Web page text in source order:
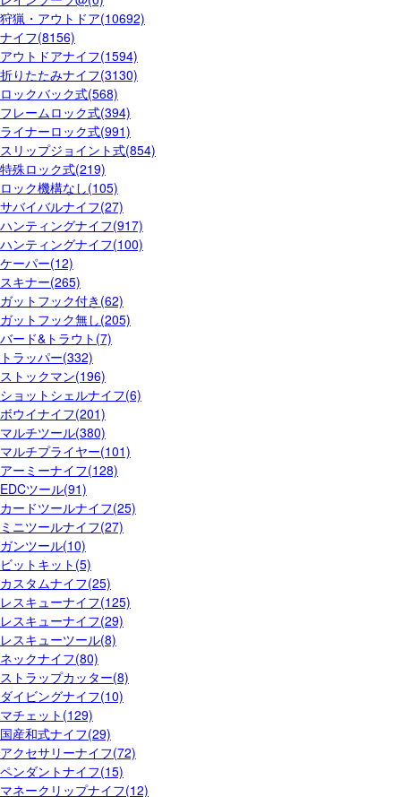
狩猟・アウトドア(10692)
ナイフ(8156)
アウトドアナイフ(1594)
折りたたみナイフ(3130)
ロックバック式(568)
フレームロック式(394)
ライナーロック式(991)
スリップジョイント式(854)
特殊ロック式(219)
ロック機構なし(105)
サバイバルナイフ(27)
ハンティングナイフ(917)
ハンティングナイフ(100)
ケーパー(12)
スキナー(265)
ガットフック付き(62)
ガットフック無し(205)
バード&トラウト(7)
トラッパー(332)
ストックマン(196)
ショットシェルナイフ(6)
ボウイナイフ(201)
マルチツール(380)
マルチプライヤー(101)
アーミーナイフ(128)
EDCツール(91)
カードツールナイフ(25)
ミニツールナイフ(27)
ガンツール(10)
ビットキット(5)
カスタムナイフ(25)
レスキューナイフ(125)
レスキューナイフ(29)
レスキューツール(8)
ネックナイフ(80)
ストラップカッター(8)
ダイビングナイフ(10)
マチェット(129)
国産和式ナイフ(29)
アクセサリーナイフ(72)
ペンダントナイフ(15)
マネークリップナイフ(12)